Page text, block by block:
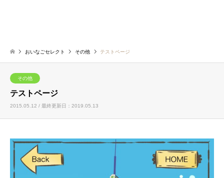
おいなごセレクト その他 テストページ
その他
テストページ
2015.05.12 / 最終更新日：2019.05.13